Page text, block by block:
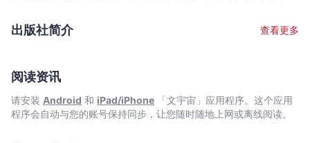
Bookniverse
Beauty》、《尚俊》等專欄撰寫醫美心得。並獲邀內地節目《超級
出版社简介 查看更多
阅读资讯
请安装 Android 和 iPad/iPhone 「文宇宙」应用程序。这个应用
程序会自动与您的账号保持同步，让您随时随地上网或离线阅读。